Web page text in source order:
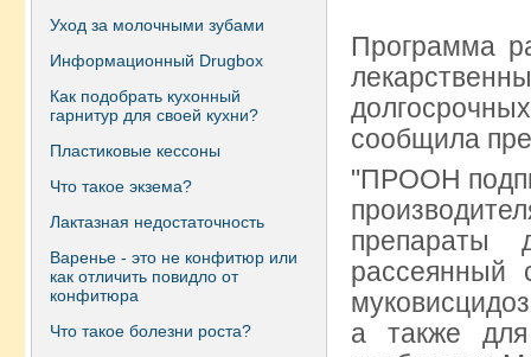
Уход за молочными зубами
Информационный Drugbox
Как подобрать кухонный
гарнитур для своей кухни?
Пластиковые кессоны
Что такое экзема?
Лактазная недостаточность
Варенье - это не конфитюр или
как отличить повидло от
конфитюра
Что такое болезни роста?
Программа
сообщила
"ПРООН
препараты
рассеянный
а также